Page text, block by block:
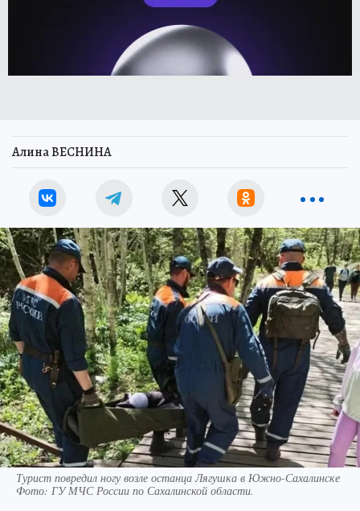
Алина ВЕСНИНА
Турист повредил ногу возле останца Лягушка в Южно-Сахалинске
Фото: ГУ МЧС России по Сахалинской области.